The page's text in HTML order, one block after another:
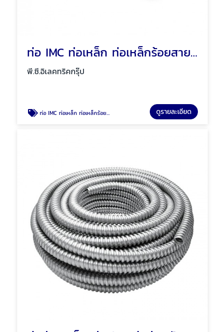
ท่อ IMC ท่อเหล็ก ท่อเหล็กร้อยสายไฟ พัทยา ชลบุรี
พี.ซี.อิเลคทริคกรุ๊ป
ท่อ IMC ท่อเหล็ก ท่อเหล็กร้อยสายไฟ พัทยา ชลบุรี ดูรายละเอียด